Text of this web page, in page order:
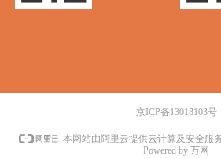
京ICP备13018103号
本网站由阿里云提供云计算及安全服
Powered by 万网